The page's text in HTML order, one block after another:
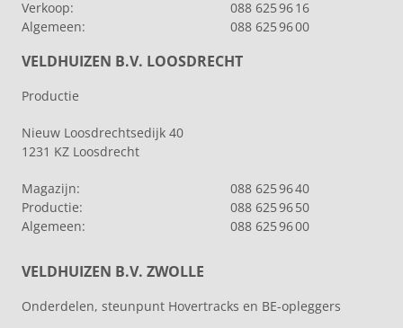
Verkoop:
088 625 96 16
Algemeen:
088 625 96 00
VELDHUIZEN B.V. LOOSDRECHT
Productie
Nieuw Loosdrechtsedijk 40
1231 KZ Loosdrecht
Magazijn:
088 625 96 40
Productie:
088 625 96 50
Algemeen:
088 625 96 00
VELDHUIZEN B.V. ZWOLLE
Onderdelen, steunpunt Hovertracks en BE-opleggers